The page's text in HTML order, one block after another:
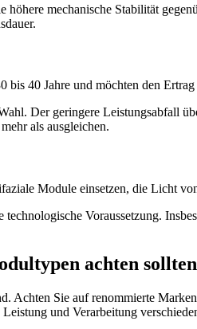
mechanische Stabilität
bis 40 Jahre und möchten den
Der geringere Leistungsabfall
als ausgleichen.
Module einsetzen, die Licht
Voraussetzung.
achten sollten
Achten Sie auf renommierte
und Verarbeitung